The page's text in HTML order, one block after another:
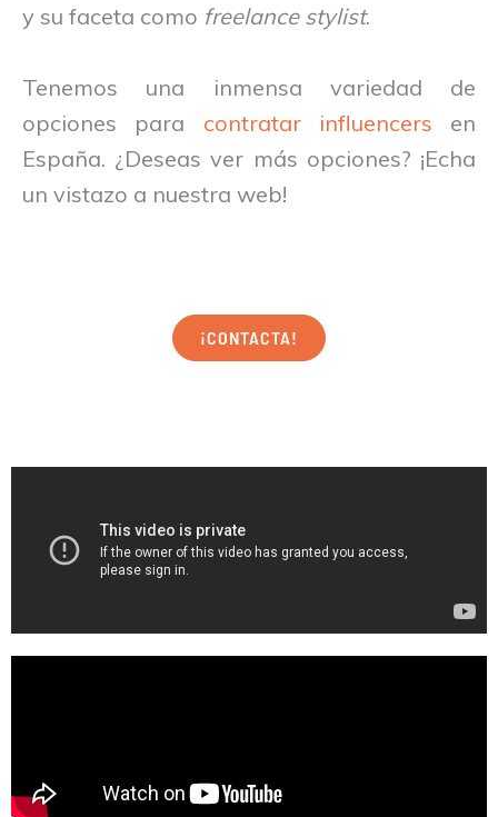
y su faceta como freelance stylist.
Tenemos una inmensa variedad de
opciones para contratar influencers en
España. ¿Deseas ver más opciones? ¡Echa
un vistazo a nuestra web!
¡CONTACTA!